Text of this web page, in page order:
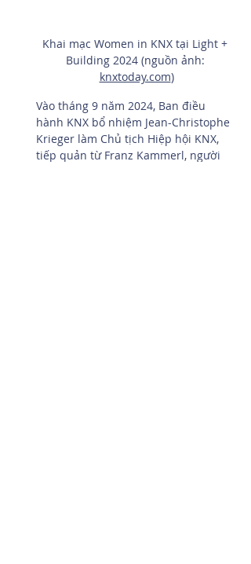
Khai mạc Women in KNX tại Light +
Building 2024 (nguồn ảnh:
knxtoday.com)
Vào tháng 9 năm 2024, Ban điều
hành KNX bổ nhiệm Jean-Christophe
Krieger làm Chủ tịch Hiệp hội KNX,
tiếp quản từ Franz Kammerl, người